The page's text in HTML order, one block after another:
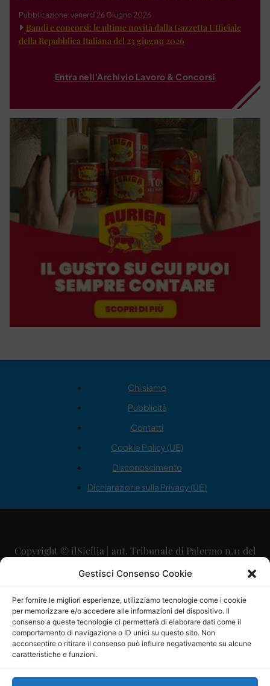
Gestisci Consenso Cookie
Per fornire le migliori esperienze, utilizziamo tecnologie come i cookie
per memorizzare e/o accedere alle informazioni del dispositivo. Il
consenso a queste tecnologie ci permetterà di elaborare dati come il
comportamento di navigazione o ID unici su questo sito. Non
acconsentire o ritirare il consenso può influire negativamente su alcune
caratteristiche e funzioni.
Pubblicazione: venerdì 26 Giugno 2026
Bandi e concorsi: le ultime novità dalla Gazzetta Ufficiale
della Repubblica Italiana del 23 giugno 2026
Entra nell'Archivio Lavoro & Concorsi
Chi siamo
Pubblicità
Contatti
Cookie Policy (UE)
Disconoscimento
Dichiarazione sulla Privacy (UE)
Copyright © ilSicilia | aut. Tribunale di Palermo n.11 del
29/09/2015
Direttore Editoriale: Maurizio Scaglione
Direttore Responsabile: Maria Calabrese